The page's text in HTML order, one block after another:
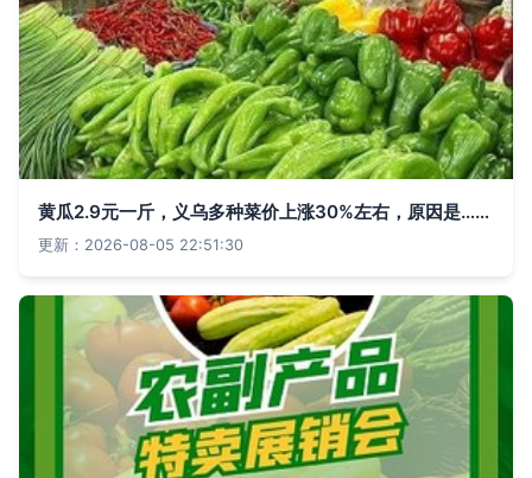
黄瓜2.9元一斤，义乌多种菜价上涨30%左右，原因是……
更新：2026-08-05 22:51:30